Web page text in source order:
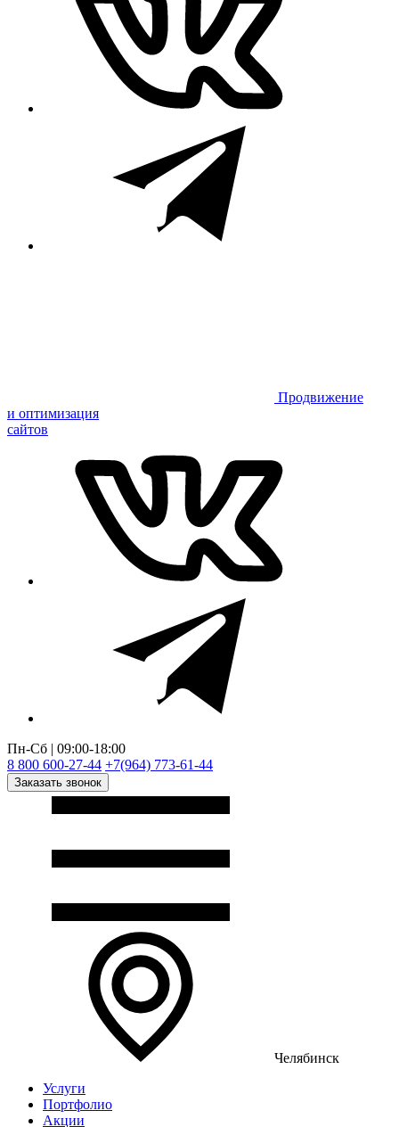
Продвижение
и оптимизация
сайтов
Пн-Сб | 09:00-18:00
8 800 600-27-44 +7(964) 773-61-44
Заказать звонок
Челябинск
Услуги
Портфолио
Акции